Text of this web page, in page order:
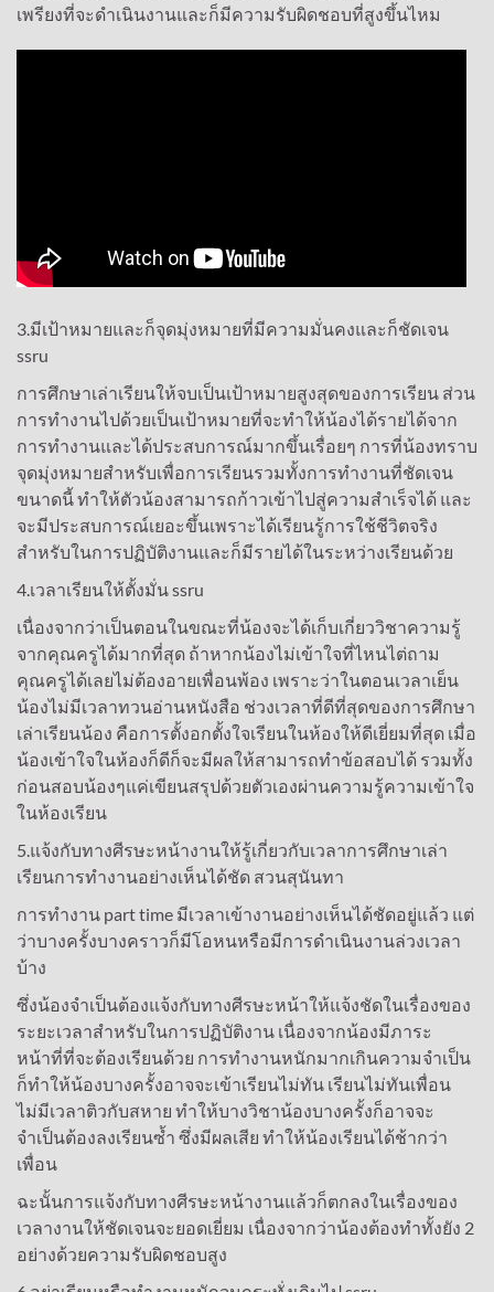
เพรียงที่จะดำเนินงานและก็มีความรับผิดชอบที่สูงขึ้นไหม
3.มีเป้าหมายและก็จุดมุ่งหมายที่มีความมั่นคงและก็ชัดเจน
ssru
การศึกษาเล่าเรียนให้จบเป็นเป้าหมายสูงสุดของการเรียน ส่วน
การทำงานไปด้วยเป็นเป้าหมายที่จะทำให้น้องได้รายได้จาก
การทำงานและได้ประสบการณ์มากขึ้นเรื่อยๆ การที่น้องทราบ
จุดมุ่งหมายสำหรับเพื่อการเรียนรวมทั้งการทำงานที่ชัดเจน
ขนาดนี้ ทำให้ตัวน้องสามารถก้าวเข้าไปสู่ความสำเร็จได้ และ
จะมีประสบการณ์เยอะขึ้นเพราะได้เรียนรู้การใช้ชีวิตจริง
สำหรับในการปฏิบัติงานและก็มีรายได้ในระหว่างเรียนด้วย
4.เวลาเรียนให้ตั้งมั่น ssru
เนื่องจากว่าเป็นตอนในขณะที่น้องจะได้เก็บเกี่ยววิชาความรู้
จากคุณครูได้มากที่สุด ถ้าหากน้องไม่เข้าใจที่ไหนไต่ถาม
คุณครูได้เลยไม่ต้องอายเพื่อนพ้อง เพราะว่าในตอนเวลาเย็น
น้องไม่มีเวลาทวนอ่านหนังสือ ช่วงเวลาที่ดีที่สุดของการศึกษา
เล่าเรียนน้อง คือการตั้งอกตั้งใจเรียนในห้องให้ดีเยี่ยมที่สุด เมื่อ
น้องเข้าใจในห้องก็ดีก็จะมีผลให้สามารถทำข้อสอบได้ รวมทั้ง
ก่อนสอบน้องๆแค่เขียนสรุปด้วยตัวเองผ่านความรู้ความเข้าใจ
ในห้องเรียน
5.แจ้งกับทางศีรษะหน้างานให้รู้เกี่ยวกับเวลาการศึกษาเล่า
เรียนการทำงานอย่างเห็นได้ชัด สวนสุนันทา
การทำงาน part time มีเวลาเข้างานอย่างเห็นได้ชัดอยู่แล้ว แต่
ว่าบางครั้งบางคราวก็มีโอหนหรือมีการดำเนินงานล่วงเวลา
บ้าง
ซึ่งน้องจำเป็นต้องแจ้งกับทางศีรษะหน้าให้แจ้งชัดในเรื่องของ
ระยะเวลาสำหรับในการปฏิบัติงาน เนื่องจากน้องมีภาระ
หน้าที่ที่จะต้องเรียนด้วย การทำงานหนักมากเกินความจำเป็น
ก็ทำให้น้องบางครั้งอาจจะเข้าเรียนไม่ทัน เรียนไม่ทันเพื่อน
ไม่มีเวลาติวกับสหาย ทำให้บางวิชาน้องบางครั้งก็อาจจะ
จำเป็นต้องลงเรียนซ้ำ ซึ่งมีผลเสีย ทำให้น้องเรียนได้ช้ากว่า
เพื่อน
ฉะนั้นการแจ้งกับทางศีรษะหน้างานแล้วก็ตกลงในเรื่องของ
เวลางานให้ชัดเจนจะยอดเยี่ยม เนื่องจากว่าน้องต้องทำทั้งยัง 2
อย่างด้วยความรับผิดชอบสูง